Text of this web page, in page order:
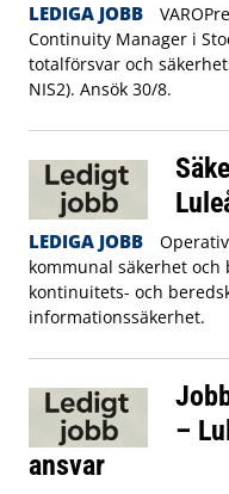
LEDIGA JOBB
Continuity Manager i
totalförsvar och
NIS2). Ansök 30/8.
LEDIGA JOBB
kommunal säkerhet och
kontinuitets- och
informationssäkerhet.
–
ansvar